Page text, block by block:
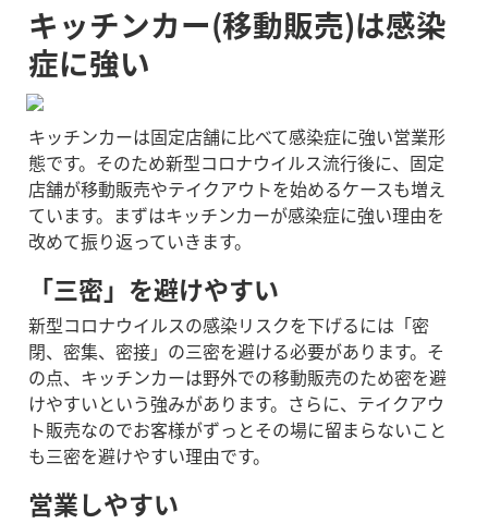
キッチンカー(移動販売)は感染
症に強い
キッチンカーは固定店舗に比べて感染症に強い営業形
態です。そのため新型コロナウイルス流行後に、固定
店舗が移動販売やテイクアウトを始めるケースも増え
ています。まずはキッチンカーが感染症に強い理由を
改めて振り返っていきます。
「三密」を避けやすい
新型コロナウイルスの感染リスクを下げるには「密
閉、密集、密接」の三密を避ける必要があります。そ
の点、キッチンカーは野外での移動販売のため密を避
けやすいという強みがあります。さらに、テイクアウ
ト販売なのでお客様がずっとその場に留まらないこと
も三密を避けやすい理由です。
営業しやすい